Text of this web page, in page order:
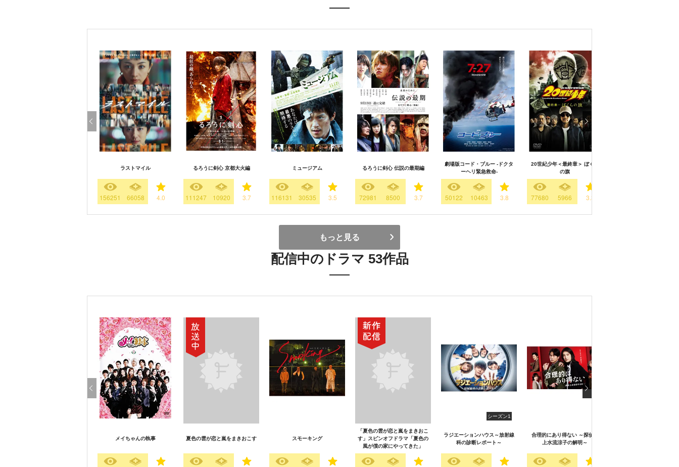
ラストマイル
156251 66058 4.0
るろうに剣心 京都大火編
111247 10920 3.7
ミュージアム
116131 30535 3.5
るろうに剣心 伝説の最期編
72981 8500 3.7
劇場版コード・ブルー -ドクタ
ーヘリ緊急救命-
50122 10463 3.8
20世紀少年＜最終章＞ ぼくら
の旗
77680 5966 3.3
もっと見る
配信中のドラマ 53作品
メイちゃんの執事 夏色の雲が恋と嵐をまきおこす スモーキング
「夏色の雲が恋と嵐をまきおこ
す」スピンオフドラマ「夏色の
風が僕の家にやってきた」
シーズン1
ラジエーションハウス～放射線
科の診断レポート～
合理的にあり得ない ～探偵・
上水流涼子の解明～